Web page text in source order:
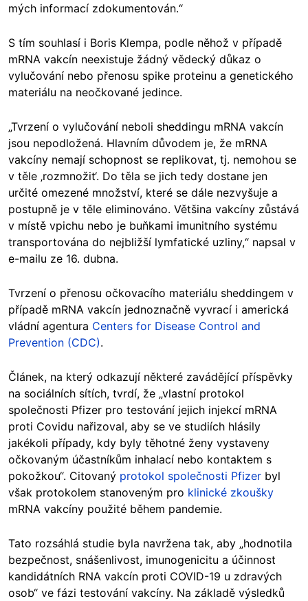
mých informací zdokumentován.“
S tím souhlasí i Boris Klempa, podle něhož v případě
mRNA vakcín neexistuje žádný vědecký důkaz o
vylučování nebo přenosu spike proteinu a genetického
materiálu na neočkované jedince.
„Tvrzení o vylučování neboli sheddingu mRNA vakcín
jsou nepodložená. Hlavním důvodem je, že mRNA
vakcíny nemají schopnost se replikovat, tj. nemohou se
v těle ‚rozmnožit‘. Do těla se jich tedy dostane jen
určité omezené množství, které se dále nezvyšuje a
postupně je v těle eliminováno. Většina vakcíny zůstává
v místě vpichu nebo je buňkami imunitního systému
transportována do nejbližší lymfatické uzliny,“ napsal v
e-mailu ze 16. dubna.
Tvrzení o přenosu očkovacího materiálu sheddingem v
případě mRNA vakcín jednoznačně vyvrací i americká
vládní agentura Centers for Disease Control and
Prevention (CDC).
Článek, na který odkazují některé zavádějící příspěvky
na sociálních sítích, tvrdí, že „vlastní protokol
společnosti Pfizer pro testování jejich injekcí mRNA
proti Covidu nařizoval, aby se ve studiích hlásily
jakékoli případy, kdy byly těhotné ženy vystaveny
očkovaným účastníkům inhalací nebo kontaktem s
pokožkou“. Citovaný protokol společnosti Pfizer byl
však protokolem stanoveným pro klinické zkoušky
mRNA vakcíny použité během pandemie.
Tato rozsáhlá studie byla navržena tak, aby „hodnotila
bezpečnost, snášenlivost, imunogenicitu a účinnost
kandidátních RNA vakcín proti COVID-19 u zdravých
osob“ ve fázi testování vakcíny. Na základě výsledků